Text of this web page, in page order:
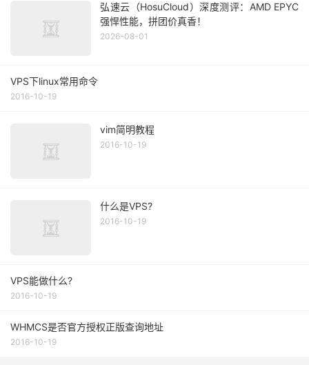
弘速云（HosuCloud）深度测评：AMD EPYC
强悍性能，拼团价真香！
2026-08-01
VPS下linux常用命令
2016-10-19
vim简明教程
2016-10-19
什么是VPS?
2016-10-19
VPS能做什么?
2016-10-19
WHMCS是否官方授权正版查询地址
2016-10-19